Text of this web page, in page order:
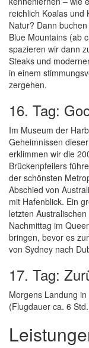
reichlich Koalas und
Natur? Dann
Blue Mountains (ab
spazieren wir dann
Steaks und
in einem
zergehen.
16. Tag:
Im Museum der
Geheimnissen
erklimmen wir die
Brückenpfeilers
der schönsten
Abschied von
mit Hafenblick. Ein
letzten
Nachmittag im
bringen, bevor es
von Sydney nach
17. Tag:
Morgens Landung
(Flugdauer ca. 6